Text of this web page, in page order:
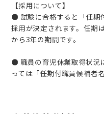
【採用について】
● 試験に合格すると「任期
採用が決定されます。任期
から3年の期間です。
● 職員の育児休業取得状況
っては「任期付職員候補者